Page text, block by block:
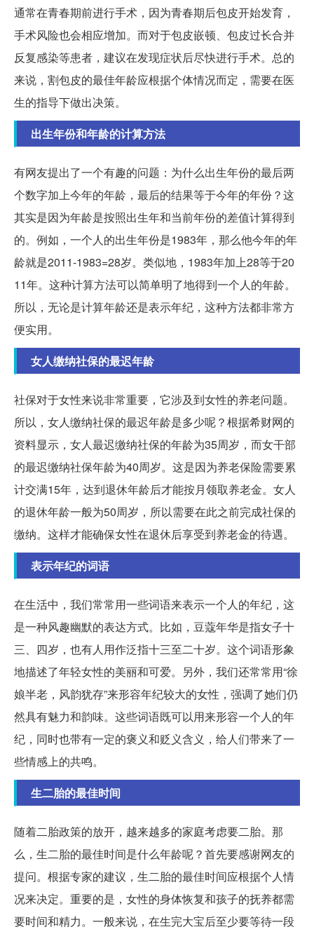
通常在青春期前进行手术，因为青春期后包皮开始发育，
手术风险也会相应增加。而对于包皮嵌顿、包皮过长合并
反复感染等患者，建议在发现症状后尽快进行手术。总的
来说，割包皮的最佳年龄应根据个体情况而定，需要在医
生的指导下做出决策。
出生年份和年龄的计算方法
有网友提出了一个有趣的问题：为什么出生年份的最后两
个数字加上今年的年龄，最后的结果等于今年的年份？这
其实是因为年龄是按照出生年和当前年份的差值计算得到
的。例如，一个人的出生年份是1983年，那么他今年的年
龄就是2011-1983=28岁。类似地，1983年加上28等于20
11年。这种计算方法可以简单明了地得到一个人的年龄。
所以，无论是计算年龄还是表示年纪，这种方法都非常方
便实用。
女人缴纳社保的最迟年龄
社保对于女性来说非常重要，它涉及到女性的养老问题。
所以，女人缴纳社保的最迟年龄是多少呢？根据希财网的
资料显示，女人最迟缴纳社保的年龄为35周岁，而女干部
的最迟缴纳社保年龄为40周岁。这是因为养老保险需要累
计交满15年，达到退休年龄后才能按月领取养老金。女人
的退休年龄一般为50周岁，所以需要在此之前完成社保的
缴纳。这样才能确保女性在退休后享受到养老金的待遇。
表示年纪的词语
在生活中，我们常常用一些词语来表示一个人的年纪，这
是一种风趣幽默的表达方式。比如，豆蔻年华是指女子十
三、四岁，也有人用作泛指十三至二十岁。这个词语形象
地描述了年轻女性的美丽和可爱。另外，我们还常常用“徐
娘半老，风韵犹存”来形容年纪较大的女性，强调了她们仍
然具有魅力和韵味。这些词语既可以用来形容一个人的年
纪，同时也带有一定的褒义和贬义含义，给人们带来了一
些情感上的共鸣。
生二胎的最佳时间
随着二胎政策的放开，越来越多的家庭考虑要二胎。那
么，生二胎的最佳时间是什么年龄呢？首先要感谢网友的
提问。根据专家的建议，生二胎的最佳时间应根据个人情
况来决定。重要的是，女性的身体恢复和孩子的抚养都需
要时间和精力。一般来说，在生完大宝后至少要等待一段